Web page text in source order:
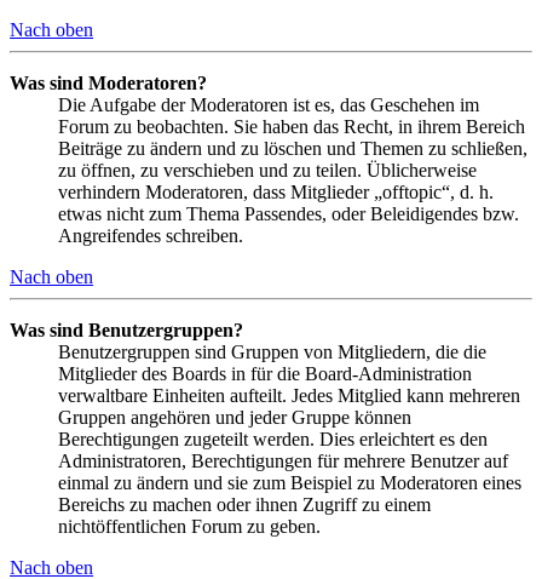
Nach oben
Was sind Moderatoren?
Die Aufgabe der Moderatoren ist es, das Geschehen im
Forum zu beobachten. Sie haben das Recht, in ihrem Bereich
Beiträge zu ändern und zu löschen und Themen zu schließen,
zu öffnen, zu verschieben und zu teilen. Üblicherweise
verhindern Moderatoren, dass Mitglieder „offtopic“, d. h.
etwas nicht zum Thema Passendes, oder Beleidigendes bzw.
Angreifendes schreiben.
Nach oben
Was sind Benutzergruppen?
Benutzergruppen sind Gruppen von Mitgliedern, die die
Mitglieder des Boards in für die Board-Administration
verwaltbare Einheiten aufteilt. Jedes Mitglied kann mehreren
Gruppen angehören und jeder Gruppe können
Berechtigungen zugeteilt werden. Dies erleichtert es den
Administratoren, Berechtigungen für mehrere Benutzer auf
einmal zu ändern und sie zum Beispiel zu Moderatoren eines
Bereichs zu machen oder ihnen Zugriff zu einem
nichtöffentlichen Forum zu geben.
Nach oben